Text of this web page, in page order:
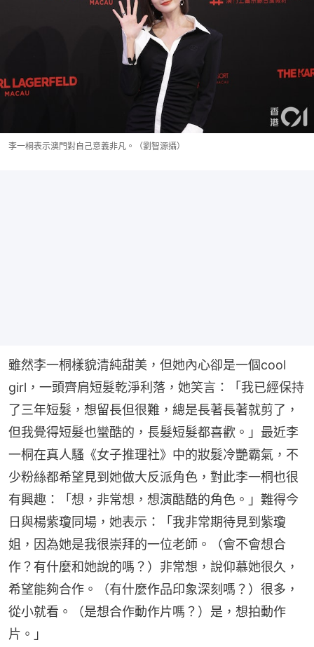
李一桐表示澳門對自己意義非凡。（劉智源攝）
雖然李一桐樣貌清純甜美，但她內心卻是一個cool
girl，一頭齊肩短髮乾淨利落，她笑言：「我已經保持
了三年短髮，想留長但很難，總是長著長著就剪了，
但我覺得短髮也蠻酷的，長髮短髮都喜歡。」最近李
一桐在真人騷《女子推理社》中的妝髮冷艷霸氣，不
少粉絲都希望見到她做大反派角色，對此李一桐也很
有興趣：「想，非常想，想演酷酷的角色。」難得今
日與楊紫瓊同場，她表示：「我非常期待見到紫瓊
姐，因為她是我很崇拜的一位老師。（會不會想合
作？有什麼和她說的嗎？）非常想，說仰慕她很久，
希望能夠合作。（有什麼作品印象深刻嗎？）很多，
從小就看。（是想合作動作片嗎？）是，想拍動作
片。」